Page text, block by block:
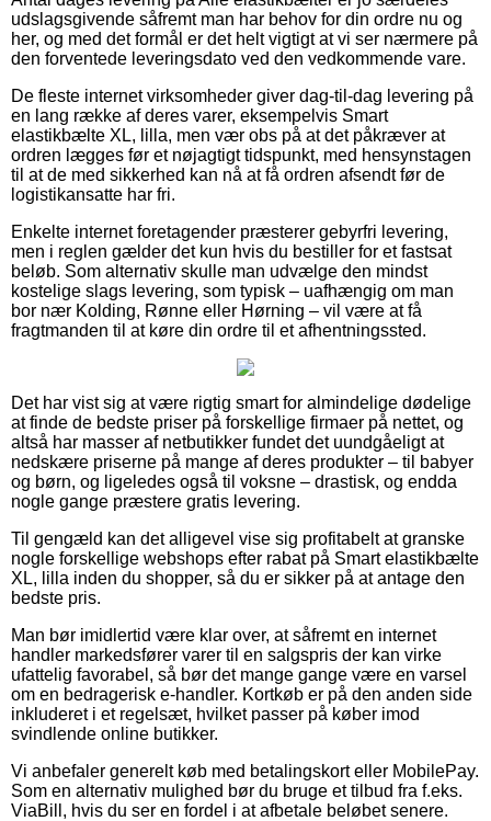
udslagsgivende såfremt man har behov for din ordre nu og
her, og med det formål er det helt vigtigt at vi ser nærmere på
den forventede leveringsdato ved den vedkommende vare.
De fleste internet virksomheder giver dag-til-dag levering på
en lang række af deres varer, eksempelvis Smart
elastikbælte XL, lilla, men vær obs på at det påkræver at
ordren lægges før et nøjagtigt tidspunkt, med hensynstagen
til at de med sikkerhed kan nå at få ordren afsendt før de
logistikansatte har fri.
Enkelte internet foretagender præsterer gebyrfri levering,
men i reglen gælder det kun hvis du bestiller for et fastsat
beløb. Som alternativ skulle man udvælge den mindst
kostelige slags levering, som typisk – uafhængig om man
bor nær Kolding, Rønne eller Hørning – vil være at få
fragtmanden til at køre din ordre til et afhentningssted.
Det har vist sig at være rigtig smart for almindelige dødelige
at finde de bedste priser på forskellige firmaer på nettet, og
altså har masser af netbutikker fundet det uundgåeligt at
nedskære priserne på mange af deres produkter – til babyer
og børn, og ligeledes også til voksne – drastisk, og endda
nogle gange præstere gratis levering.
Til gengæld kan det alligevel vise sig profitabelt at granske
nogle forskellige webshops efter rabat på Smart elastikbælte
XL, lilla inden du shopper, så du er sikker på at antage den
bedste pris.
Man bør imidlertid være klar over, at såfremt en internet
handler markedsfører varer til en salgspris der kan virke
ufattelig favorabel, så bør det mange gange være en varsel
om en bedragerisk e-handler. Kortkøb er på den anden side
inkluderet i et regelsæt, hvilket passer på køber imod
svindlende online butikker.
Vi anbefaler generelt køb med betalingskort eller MobilePay.
Som en alternativ mulighed bør du bruge et tilbud fra f.eks.
ViaBill, hvis du ser en fordel i at afbetale beløbet senere.